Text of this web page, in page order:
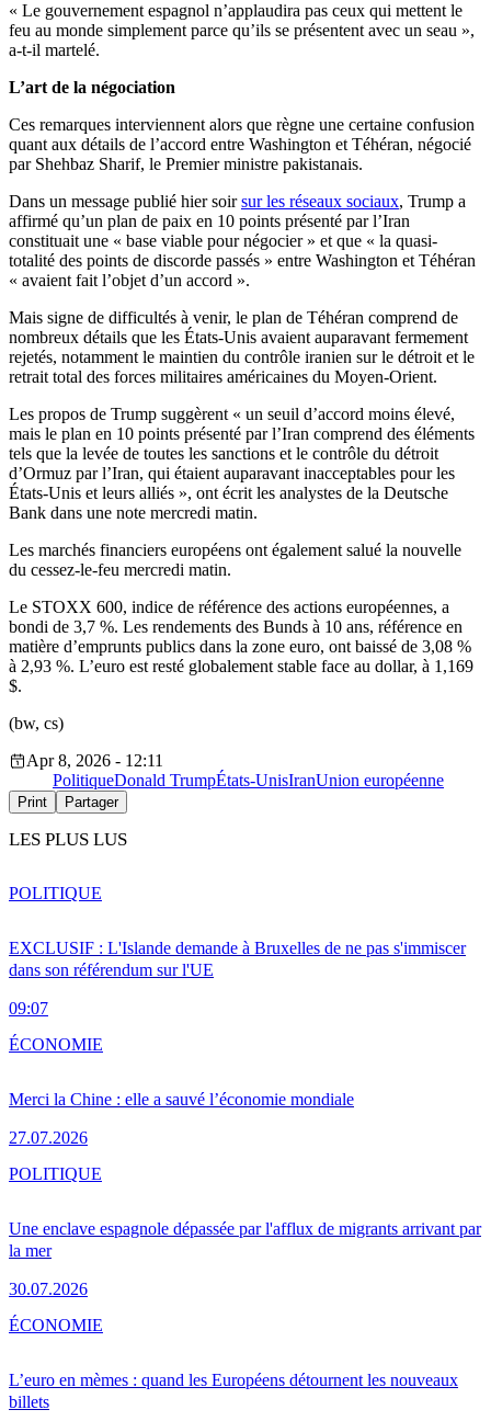
« Le gouvernement espagnol n’applaudira pas ceux qui mettent le
feu au monde simplement parce qu’ils se présentent avec un seau »,
a-t-il martelé.
L’art de la négociation
Ces remarques interviennent alors que règne une certaine confusion
quant aux détails de l’accord entre Washington et Téhéran, négocié
par Shehbaz Sharif, le Premier ministre pakistanais.
Dans un message publié hier soirsur les réseaux sociaux, Trump a
affirmé qu’un plan de paix en 10 points présenté par l’Iran
constituait une « base viable pour négocier » et que « la quasi-
totalité des points de discorde passés » entre Washington et Téhéran
« avaient fait l’objet d’un accord ».
Mais signe de difficultés à venir, le plan de Téhéran comprend de
nombreux détails que les États-Unis avaient auparavant fermement
rejetés, notamment le maintien du contrôle iranien sur le détroit et le
retrait total des forces militaires américaines du Moyen-Orient.
Les propos de Trump suggèrent « un seuil d’accord moins élevé,
mais le plan en 10 points présenté par l’Iran comprend des éléments
tels que la levée de toutes les sanctions et le contrôle du détroit
d’Ormuz par l’Iran, qui étaient auparavant inacceptables pour les
États-Unis et leurs alliés », ont écrit les analystes de la Deutsche
Bank dans une note mercredi matin.
Les marchés financiers européens ont également salué la nouvelle
du cessez-le-feu mercredi matin.
Le STOXX 600, indice de référence des actions européennes, a
bondi de 3,7 %. Les rendements des Bunds à 10 ans, référence en
matière d’emprunts publics dans la zone euro, ont baissé de 3,08 %
à 2,93 %. L’euro est resté globalement stable face au dollar, à 1,169
$.
(bw, cs)
Apr 8, 2026 - 12:11
PolitiqueDonald TrumpÉtats-UnisIranUnion européenne
Print Partager
LES PLUS LUS
EXCLUSIF : L'Islande demande à Bruxelles de ne pas s'immiscer
dans son référendum sur l'UE
09:07
POLITIQUE
Merci la Chine : elle a sauvé l’économie mondiale
27.07.2026
ÉCONOMIE
Une enclave espagnole dépassée par l'afflux de migrants arrivant par
la mer
30.07.2026
POLITIQUE
L’euro en mèmes : quand les Européens détournent les nouveaux
billets
ÉCONOMIE